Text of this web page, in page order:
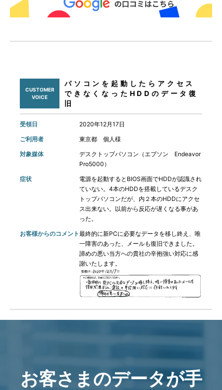
CUSTOMER
VOICE
パソコンを起動したらアクセス
できなくなったHDDのデータ復
旧
受領日
2020年12月17日
ご利用者
東京都 個人様
対象媒体
デスクトップパソコン（エプソン Endeavor
Pro5000）
症状
電源を起動するとBIOS画面でHDDが認識され
ていない。4本のHDDを搭載しているデスク
トップパソコンだが、内２本のHDDにアクセ
ス出来ない。以前から反応が遅くなる事があ
った。
お客様からのコメント最終的に新PCに必要なデータを移し終え、唯
一障害のあった、メールも復旧できました。
諦めの悪い当方への貴社の辛抱強い対応に感
謝いたします。
お客さまのデータが手